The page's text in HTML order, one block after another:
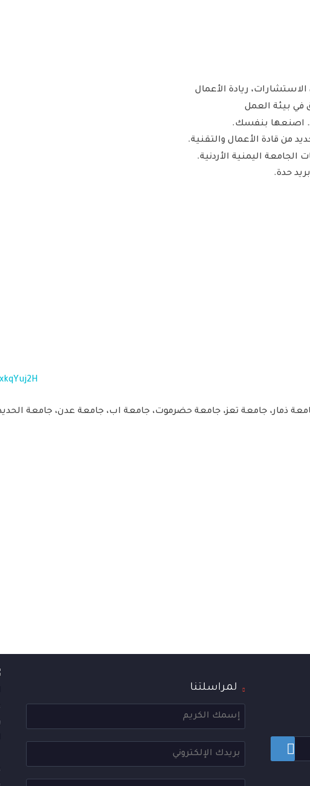
ريادة الأعمال
في بيئة العمل
اصنعها بنفسك.
من قادة الأعمال والتقنية.
اليمنية الأردنية.
حدة.
ذمار، جامعة تعز، جامعة حضرموت، جامعة اب، جامعة عدن، جامعة
لمراسلتنا